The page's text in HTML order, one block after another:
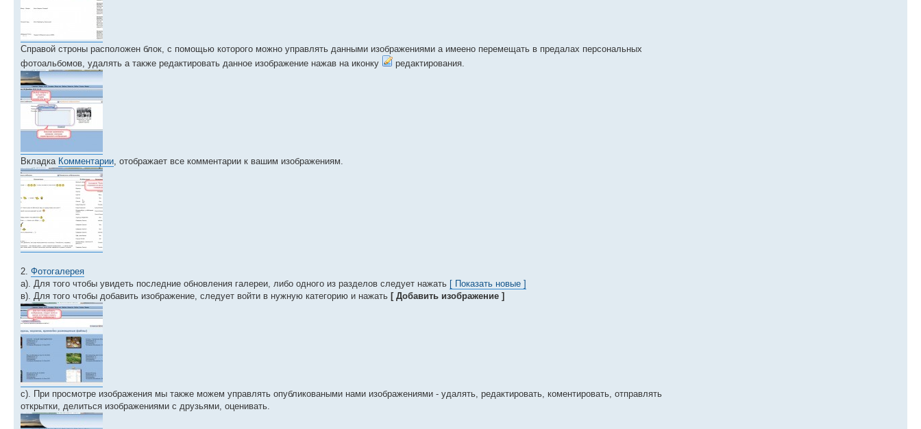
Справой строны расположен блок, с помощью которого можно управлять данными изображениями а имеено перемещать в предалах персональных
фотоальбомов, удалять а также редактировать данное изображение нажав на иконку
редактирования.
Вкладка Комментарии , отображает все комментарии к вашим изображениям.
2. Фотогалерея
а). Для того чтобы увидеть последние обновления галереи, либо одного из разделов следует нажать [ Показать новые ]
в). Для того чтобы добавить изображение, следует войти в нужную категорию и нажать [ Добавить изображение ]
с). При просмотре изображения мы также можем управлять опубликоваными нами изображениями - удалять, редактировать, коментировать, отправлять
открытки, делиться изображениями с друзьями, оценивать.